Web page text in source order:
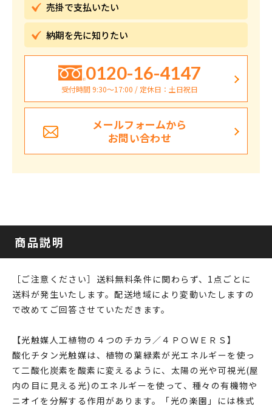
売掛で支払いたい
納期を先に知りたい
0120-16-4147
受付時間 9:30〜17:00 / 定休日：土日祝日
メールフォームから
お問い合わせ
商品説明
［ご注意ください］送料無料条件に関わらず、1点ごとに
送料が発生いたします。配送地域により変動いたしますの
で改めてご回答させていただきます。
【光触媒人工植物の４つのチカラ／４ＰＯＷＥＲＳ】
酸化チタン光触媒は、植物の葉緑素が光エネルギーを使っ
て二酸化炭素を酸素に変えるように、太陽の光や可視光(屋
内の目に見える光)のエネルギーを使って、種々の有機物や
ニオイを分解する作用があります。「光の楽園」には株式